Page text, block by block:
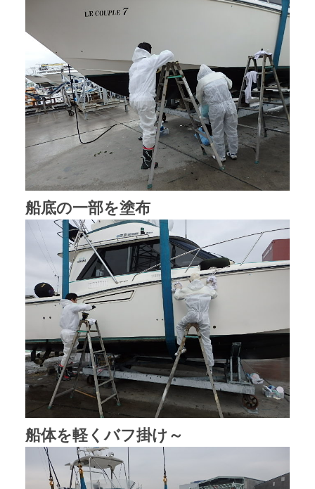
船底の一部を塗布
船体を軽くバフ掛け～